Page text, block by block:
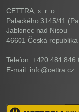
CETTRA, s. r. o.
Palackého 3145/41
Jablonec nad Nisou
46601Česká republika
Telefon: +420 484 846
E-mail: info@cettra.cz